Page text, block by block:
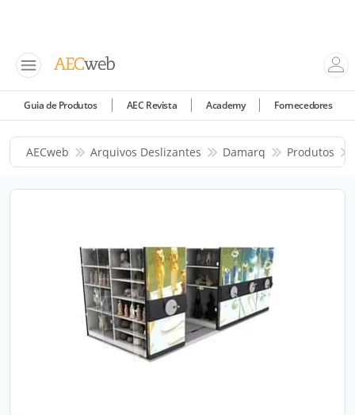
Guia de Produtos AEC Revista Academy Fornecedores
AECweb Arquivos Deslizantes Damarq Produtos